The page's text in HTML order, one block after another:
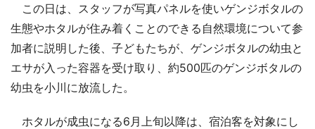
この日は、スタッフが写真パネルを使いゲンジボタルの
生態やホタルが住み着くことのできる自然環境について参
加者に説明した後、子どもたちが、ゲンジボタルの幼虫と
エサが入った容器を受け取り、約500匹のゲンジボタルの
幼虫を小川に放流した。
ホタルが成虫になる6月上旬以降は、宿泊客を対象にし